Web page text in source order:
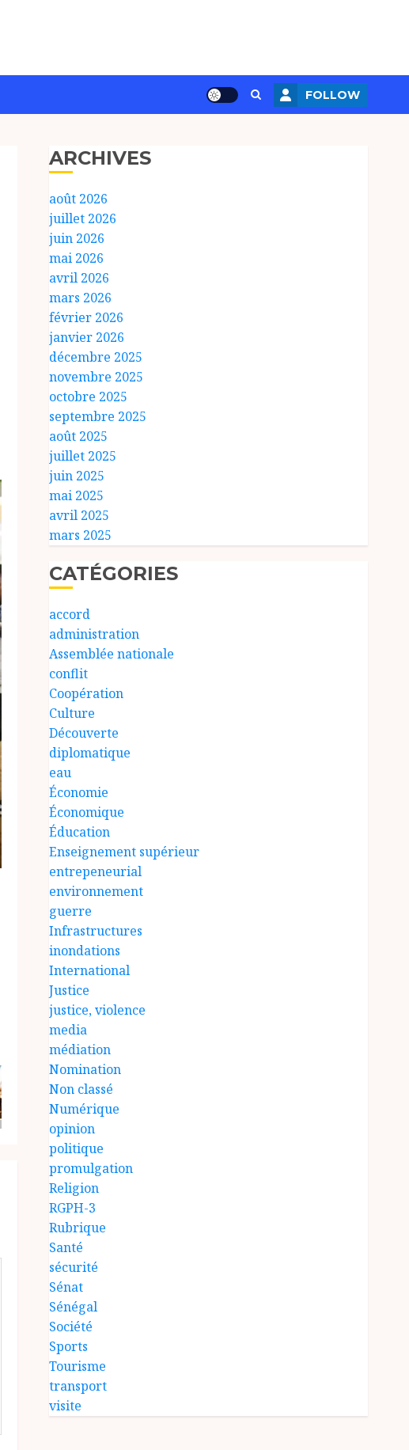
FOLLOW
ARCHIVES
août 2026
juillet 2026
juin 2026
mai 2026
avril 2026
mars 2026
février 2026
janvier 2026
décembre 2025
novembre 2025
octobre 2025
septembre 2025
août 2025
juillet 2025
juin 2025
mai 2025
avril 2025
mars 2025
CATÉGORIES
accord
administration
Assemblée nationale
conflit
Coopération
Culture
Découverte
diplomatique
eau
Économie
Économique
Éducation
Enseignement supérieur
entrepeneurial
environnement
guerre
Infrastructures
inondations
International
Justice
justice, violence
media
médiation
Nomination
Non classé
Numérique
opinion
politique
promulgation
Religion
RGPH-3
Rubrique
Santé
sécurité
Sénat
Sénégal
Société
Sports
Tourisme
transport
visite